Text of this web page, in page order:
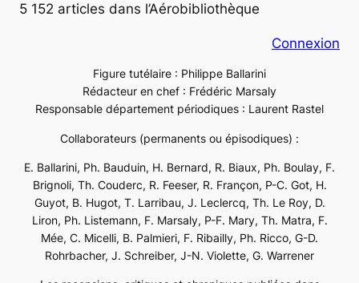
5 152 articles dans l’Aérobibliothèque
Connexion
Figure tutélaire : Philippe Ballarini
Rédacteur en chef : Frédéric Marsaly
Responsable département périodiques : Laurent Rastel
Collaborateurs (permanents ou épisodiques) :
E. Ballarini, Ph. Bauduin, H. Bernard, R. Biaux, Ph. Boulay, F.
Brignoli, Th. Couderc, R. Feeser, R. Françon, P-C. Got, H.
Guyot, B. Hugot, T. Larribau, J. Leclercq, Th. Le Roy, D.
Liron, Ph. Listemann, F. Marsaly, P-F. Mary, Th. Matra, F.
Mée, C. Micelli, B. Palmieri, F. Ribailly, Ph. Ricco, G-D.
Rohrbacher, J. Schreiber, J-N. Violette, G. Warrener